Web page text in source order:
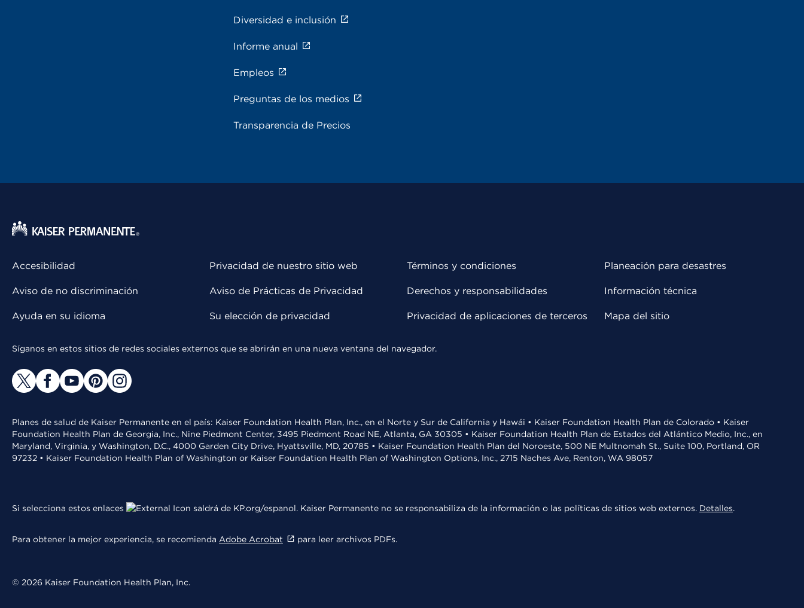
Diversidad e inclusión
Informe anual
Empleos
Preguntas de los medios
Transparencia de Precios
Accesibilidad
Aviso de no discriminación
Ayuda en su idioma
Privacidad de nuestro sitio web
Aviso de Prácticas de Privacidad
Su elección de privacidad
Términos y condiciones
Derechos y responsabilidades
Privacidad de aplicaciones de terceros
Planeación para desastres
Información técnica
Mapa del sitio
Síganos en estos sitios de redes sociales externos que se abrirán en una nueva ventana del navegador.
Planes de salud de Kaiser Permanente en el país: Kaiser Foundation Health Plan, Inc., en el Norte y Sur de California y Hawái • Kaiser Foundation Health Plan de Colorado • Kaiser
Foundation Health Plan de Georgia, Inc., Nine Piedmont Center, 3495 Piedmont Road NE, Atlanta, GA 30305 • Kaiser Foundation Health Plan de Estados del Atlántico Medio, Inc., en
Maryland, Virginia, y Washington, D.C., 4000 Garden City Drive, Hyattsville, MD, 20785 • Kaiser Foundation Health Plan del Noroeste, 500 NE Multnomah St., Suite 100, Portland, OR
97232 • Kaiser Foundation Health Plan of Washington or Kaiser Foundation Health Plan of Washington Options, Inc., 2715 Naches Ave, Renton, WA 98057
Si selecciona estos enlaces saldrá de KP.org/espanol. Kaiser Permanente no se responsabiliza de la información o las políticas de sitios web externos. Detalles.
Para obtener la mejor experiencia, se recomienda Adobe Acrobat para leer archivos PDFs.
© 2026 Kaiser Foundation Health Plan, Inc.